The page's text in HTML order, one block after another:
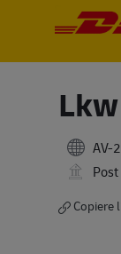
AV-
Copiere